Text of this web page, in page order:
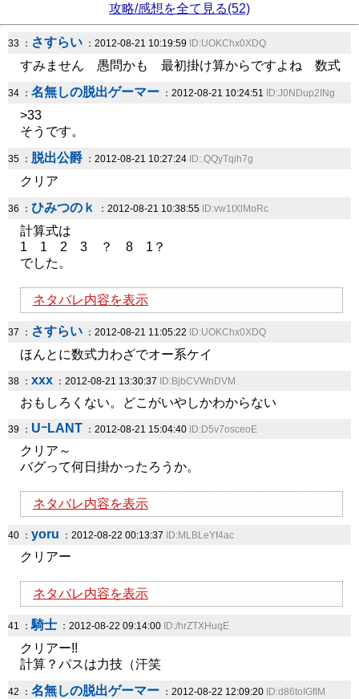
攻略/感想を全て見る(52)
33 ： さすらい ：2012-08-21 10:19:59 ID:UOKChx0XDQ
すみません 愚問かも 最初掛け算からですよね 数式
34 ： 名無しの脱出ゲーマー ：2012-08-21 10:24:51 ID:J0NDup2INg
>33
そうです。
35 ： 脱出公爵 ：2012-08-21 10:27:24 ID:.QQyTqih7g
クリア
36 ： ひみつのｋ ：2012-08-21 10:38:55 ID:vw1tXlMoRc
計算式は
1 1 2 3 ？ 8 1？
でした。
ネタバレ内容を表示
37 ： さすらい ：2012-08-21 11:05:22 ID:UOKChx0XDQ
ほんとに数式力わざでオー系ケイ
38 ： xxx ：2012-08-21 13:30:37 ID:BjbCVWnDVM
おもしろくない。どこがいやしかわからない
39 ： UｰLANT ：2012-08-21 15:04:40 ID:D5v7osceoE
クリア～
バグって何日掛かったろうか。
ネタバレ内容を表示
40 ： yoru ：2012-08-22 00:13:37 ID:MLBLeYf4ac
クリアー
ネタバレ内容を表示
41 ：騎士 ：2012-08-22 09:14:00 ID:/hrZTXHuqE
クリアー!!
計算？パスは力技（汗笑
42 ： 名無しの脱出ゲーマー ：2012-08-22 12:09:20 ID:d86toIGfIM